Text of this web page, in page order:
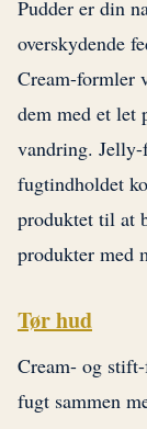
Pudder er din
overskydende
Cream-formler
dem med et let
vandring.
fugtindholdet
produktet til at
produkter med
Tør hud
Cream- og
fugt sammen